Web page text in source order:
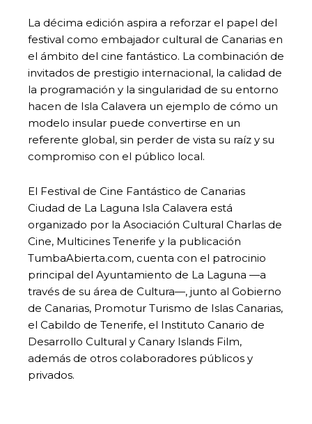
La décima edición aspira a reforzar el papel del
festival como embajador cultural de Canarias en
el ámbito del cine fantástico. La combinación de
invitados de prestigio internacional, la calidad de
la programación y la singularidad de su entorno
hacen de Isla Calavera un ejemplo de cómo un
modelo insular puede convertirse en un
referente global, sin perder de vista su raíz y su
compromiso con el público local.
El Festival de Cine Fantástico de Canarias
Ciudad de La Laguna Isla Calavera está
organizado por la Asociación Cultural Charlas de
Cine, Multicines Tenerife y la publicación
TumbaAbierta.com, cuenta con el patrocinio
principal del Ayuntamiento de La Laguna —a
través de su área de Cultura—, junto al Gobierno
de Canarias, Promotur Turismo de Islas Canarias,
el Cabildo de Tenerife, el Instituto Canario de
Desarrollo Cultural y Canary Islands Film,
además de otros colaboradores públicos y
privados.